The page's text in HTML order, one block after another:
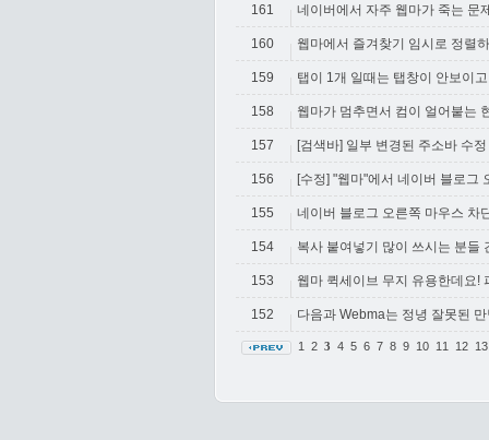
161 네이버에서 자주 웹마가 죽는 문
160 웹마에서 즐겨찾기 임시로 정렬
159 탭이 1개 일때는 탭창이 안보이
158 웹마가 멈추면서 컴이 얼어붙는
157 [검색바] 일부 변경된 주소바 수정
156 [수정] "웹마"에서 네이버 블로그
155 네이버 블로그 오른쪽 마우스 차
154 복사 붙여넣기 많이 쓰시는 분들
153 웹마 퀵세이브 무지 유용한데요!
152 다음과 Webma는 정녕 잘못된
1 2 3 4 5 6 7 8 9 10 11 12